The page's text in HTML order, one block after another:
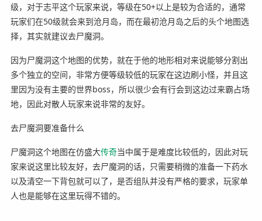
级，对于志平这个玩家来说，等级在50+以上是较为合适的，通常
玩家们在50级就会来到沧月岛，而在最初沧月岛之后的头个地图选
择，其实就建议去尸魔洞。
因为尸魔洞这个地图的优势，就在于他的地形相对来说能够分割出
多个独立的空间，非常方便等级较低的玩家在这边刷小怪，并且这
里因为没有主要的世界boss，所以很少会有行会到这边过来霸占场
地，因此对散人玩家来说非常的友好。
去尸魔洞要准备什么
尸魔洞这个地图在仿盛大传奇当中属于是难度比较低的，因此对玩
家来说这里比较友好，去尸魔洞的话，只需要稍微的准备一下药水
以及清空一下背包就可以了，是否组队并没有严格的要求，玩家单
人也是能够在这里玩得不错的。